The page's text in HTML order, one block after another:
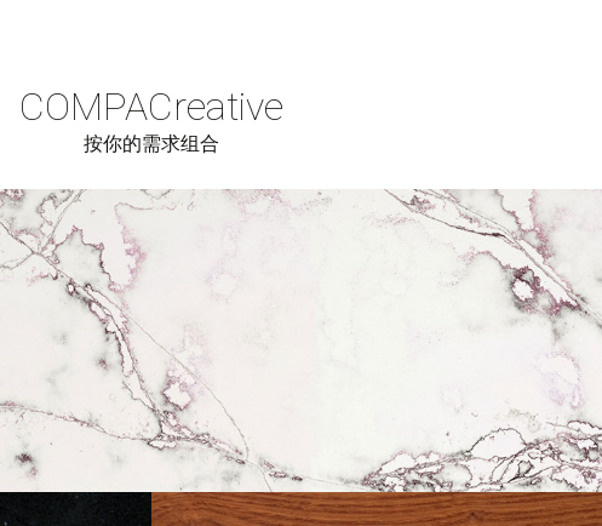
COMPACreative
按你的需求组合
Cerrar